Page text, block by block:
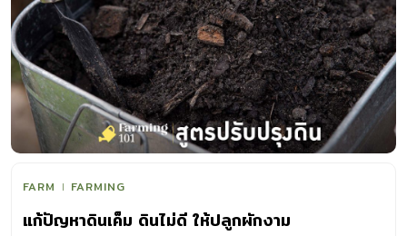
FARM FARMING
แก้ปัญหาดินเค็ม ดินไม่ดี ให้ปลูกผักงาม